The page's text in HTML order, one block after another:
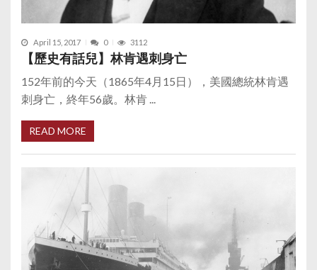
April 15, 2017 0 3112
【歷史有話兒】林肯遇刺身亡
152年前的今天（1865年4月15日），美國總統林肯遇
刺身亡，終年56歲。林肯 ...
READ MORE